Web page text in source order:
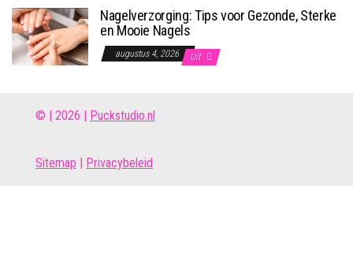
Nagelverzorging: Tips voor Gezonde, Sterke
en Mooie Nagels
augustus 4, 2026 Uit
© | 2026 | Puckstudio.nl
Sitemap | Privacybeleid